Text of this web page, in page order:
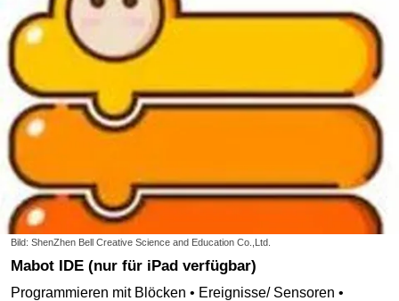
Bild: ShenZhen Bell Creative Science and Education Co.,Ltd.
Mabot IDE (nur für iPad verfügbar)
Programmieren mit Blöcken • Ereignisse/ Sensoren •